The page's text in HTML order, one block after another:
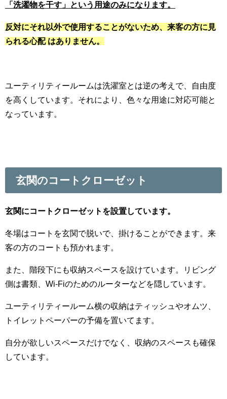
「洗濯物を干す」という用途のみになります。
反対にそれ以外で使用することがないため、来客の方に見
られる心配 はありません。
ユーティリティールームは洗濯室とは逆の考えで、自由度
を高くしています。それにより、色々な用途に対応可能と
なっています。
玄関のコートクローゼット
玄関にコートクローゼットを設置しています。
冬場はコートを玄関で脱いで、掛けることができます。来
客の方のコートも預かれます。
また、階段下にも収納スペースを設けています。リビング
側は書類、Wi-Fiのためのルーターなどを隠しています。
ユーティリティールーム横の収納はティッシュやオムツ、
トイレットペーパーの予備を置いてます。
自分が欲しいスペースだけでなく、収納のスペースも確保
しています。